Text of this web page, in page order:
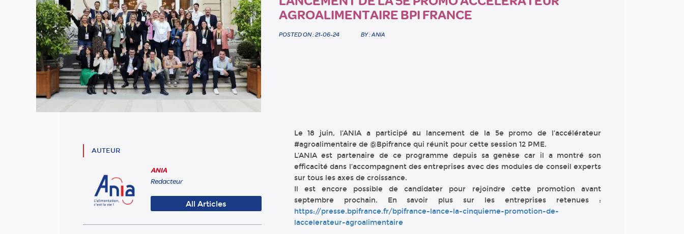
AGROALIMENTAIRE BPI FRANCE
POSTED ON : 21-06-24 BY : ANIA
AUTEUR
ANIA
Redacteur
All Articles
Le 18 juin, l’ANIA a participé au lancement de la 5e promo de l’accélérateur
#agroalimentaire de @Bpifrance qui réunit pour cette session 12 PME.
L’ANIA est partenaire de ce programme depuis sa genèse car il a montré son
efficacité dans l’accompagnent des entreprises avec des modules de conseil experts
sur tous les axes de croissance.
Il est encore possible de candidater pour rejoindre cette promotion avant
septembre prochain. En savoir plus sur les entreprises retenues :
https://presse.bpifrance.fr/bpifrance-lance-la-cinquieme-promotion-de-
laccelerateur-agroalimentaire